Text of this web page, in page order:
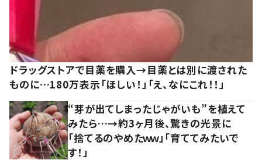
ドラッグストアで目薬を購入→目薬とは別に渡された
ものに…180万表示「ほしい！」「え、なにこれ！！」
“芽が出てしまったじゃがいも”を植えて
みたら…→約3ヶ月後、驚きの光景に
「捨てるのやめたｗｗ」「育ててみたいで
す！」